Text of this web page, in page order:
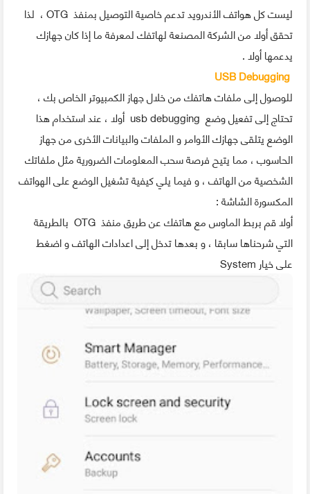
ليست كل هواتف الأندرويد تدعم خاصية التوصيل بمنفذ OTG ، لذا
تحقق أولا من الشركة المصنعة لهاتفك لمعرفة ما إذا كان جهازك
يدعمها أولا .
USB Debugging
للوصول إلى ملفات هاتفك من خلال جهاز الكمبيوتر الخاص بك ،
تحتاج إلى تفعيل وضع usb debugging أولا ، عند استخدام هذا
الوضع يتلقى جهازك الأوامر و الملفات والبيانات الأخرى من جهاز
الحاسوب ، مما يتيح فرصة سحب المعلومات الضرورية مثل ملفاتك
الشخصية من الهاتف ، و فيما يلي كيفية تشغيل الوضع على الهواتف
المكسورة الشاشة :
أولا قم بربط الماوس مع هاتفك عن طريق منفذ OTG بالطريقة
التي شرحناها سابقا ، و بعدها تدخل إلى اعدادات الهاتف و اضغط
على خيار System